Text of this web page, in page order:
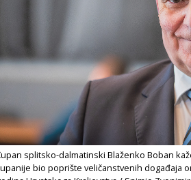
splitsko-dalmatinski Blaženko Boban
bio poprište veličanstvenih događaja